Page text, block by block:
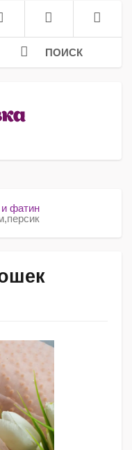
ПОИСК
фатин